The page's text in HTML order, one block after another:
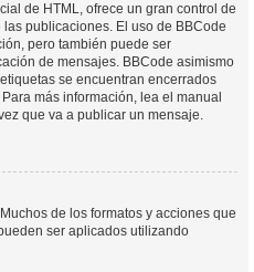
de HTML, ofrece un gran control de
publicaciones. El uso de BBCode
pero también puede ser
de mensajes. BBCode asimismo
se encuentran encerrados
más información, lea el manual
que va a publicar un mensaje.
de los formatos y acciones que
ser aplicados utilizando